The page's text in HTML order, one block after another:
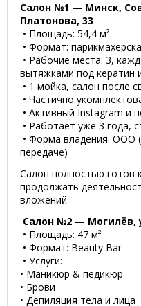
Салон №1 — Минск,
Платонова, 33
• Площадь: 54,4 м²
• Формат:
• Рабочие места: 3,
вытяжками под кератин
• 1 мойка, салон после
• Частично
• Активный Instagram и
• Работает уже 3 года,
• Форма владения: ООО
передаче)
Салон полностью
продолжать
вложений.
Салон №2 — Могилёв,
• Площадь: 47 м²
• Формат: Beauty Bar
• Услуги:
• Маникюр & педикюр
• Брови
• Депиляция тела и лица